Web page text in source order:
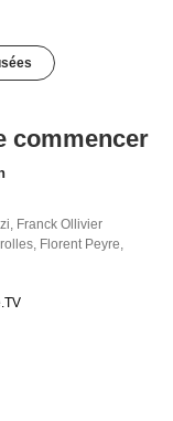
commencer
, Franck Ollivier
, Florent Peyre,